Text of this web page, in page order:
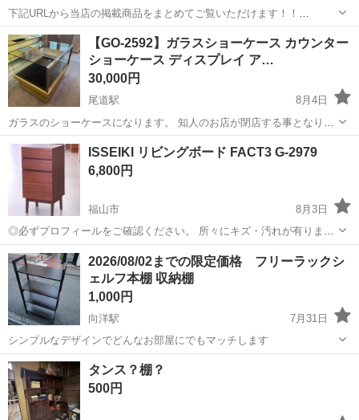
下記URLから当店の掲載商品をまとめてご覧いただけます！！
https://jmty.jp/profiles/639922827fb74d2e84221f68/articles ...
広島 広島市 収納家具
【GO-2592】ガラスショーケース カウンター
ショーケース ディスプレイ ア…
30,000円
尾道駅
8月4日
ガラスのショーケースになります。 知人のお店が閉店する事となり、
不要な物を譲り受けたので出品します。 一部角に木の表面の剥がれが
ありますが、概ね綺麗な状態です。 アパレル店でディスプレイ用に使
われていたものです。 下の棚...
広島 尾道市 収納家具
ISSEIKI リビングボード FACT3 G-2979
6,800円
福山市
8月3日
◎必ずプロフィールをご確認ください。 所々にキズ・汚れが有りま
す。 棚板が1枚欠品しております。 サイズ 幅：43cm 高：85cm 奥：
37cm 参考市場価格：\19,990円(税込) ...
広島 福山市
2026/08/02までの限定価格 フリーラックシ
ェルフ本棚 収納棚
1,000円
向洋駅
7月31日
シンプルなデザインでどんなお部屋にでもマッチします
広島 広島市
タンス？棚？
500円